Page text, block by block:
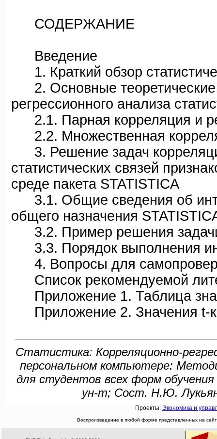
СОДЕРЖАНИЕ
Введение
1. Краткий обзор
2. Основные теоретические
регрессионного анализа
2.1. Парная корреляция и
2.2. Множественная
3. Решение задач
статистических связей
среде пакета STATISTICA
3.1. Общие сведения об
общего назначения
3.2. Пример решения
3.3. Порядок выполнения
4. Вопросы для
Список рекомендуемой
Приложение 1. Таблица
Приложение 2. Значения t-
Статистика: Корреляционно-
персональном компьютере:
для студентов всех форм
ун-т; Сост. Н.Ю.
Проекты: Экономика и
Воспроизведение в любой форме представленных на